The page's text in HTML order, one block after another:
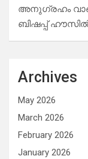
അനുഗ്രഹം
ബിഷപ്പ്
Archives
May 2026
March 2026
February 2026
January 2026